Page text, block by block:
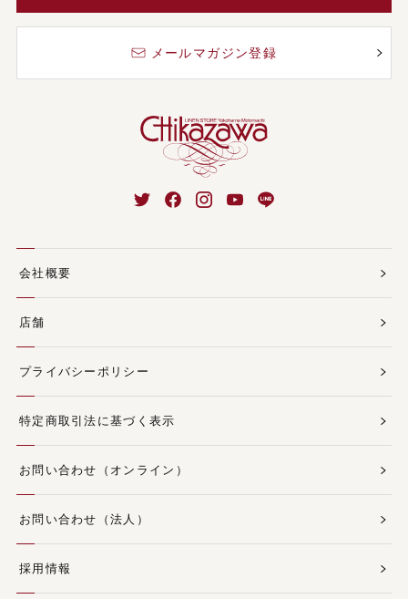
メールマガジン登録
会社概要
店舗
プライバシーポリシー
特定商取引法に基づく表示
お問い合わせ（オンライン）
お問い合わせ（法人）
採用情報